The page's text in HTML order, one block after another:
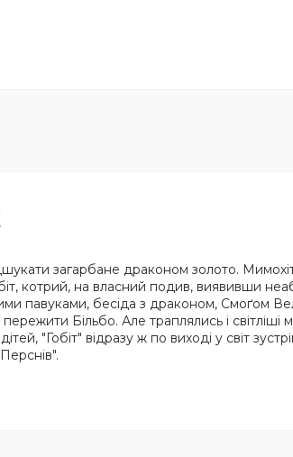
загарбане драконом золото.
котрий, на власний подив, виявивши
павуками, бесіда з драконом, Смоґом
Більбо. Але траплялись і
"Гобіт" відразу ж по виході у світ